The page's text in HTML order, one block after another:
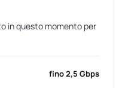
in questo momento per
fino 2,5 Gbps